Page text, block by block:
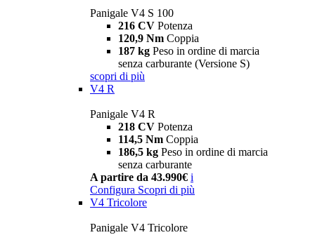
Panigale V4 S 100
216 CV Potenza
120,9 Nm Coppia
187 kg Peso in ordine di marcia
senza carburante (Versione S)
scopri di più
V4 R
Panigale V4 R
218 CV Potenza
114,5 Nm Coppia
186,5 kg Peso in ordine di marcia
senza carburante
A partire da 43.990€ i
Configura Scopri di più
V4 Tricolore
Panigale V4 Tricolore